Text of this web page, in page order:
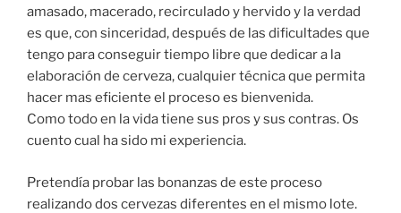
amasado, macerado, recirculado y hervido y la verdad
es que, con sinceridad, después de las dificultades que
tengo para conseguir tiempo libre que dedicar a la
elaboración de cerveza, cualquier técnica que permita
hacer mas eficiente el proceso es bienvenida.
Como todo en la vida tiene sus pros y sus contras. Os
cuento cual ha sido mi experiencia.
Pretendía probar las bonanzas de este proceso
realizando dos cervezas diferentes en el mismo lote.